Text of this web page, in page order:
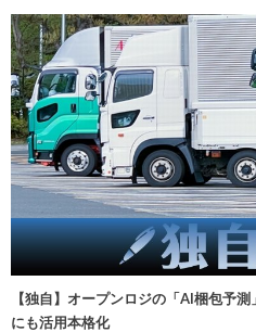
【独自】オープンロジの「AI梱包予
にも活用本格化